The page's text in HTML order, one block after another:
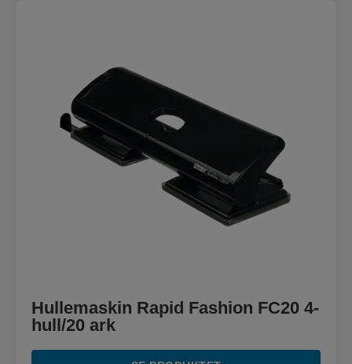
Hullemaskin Rapid Fashion FC20 4-
hull/20 ark